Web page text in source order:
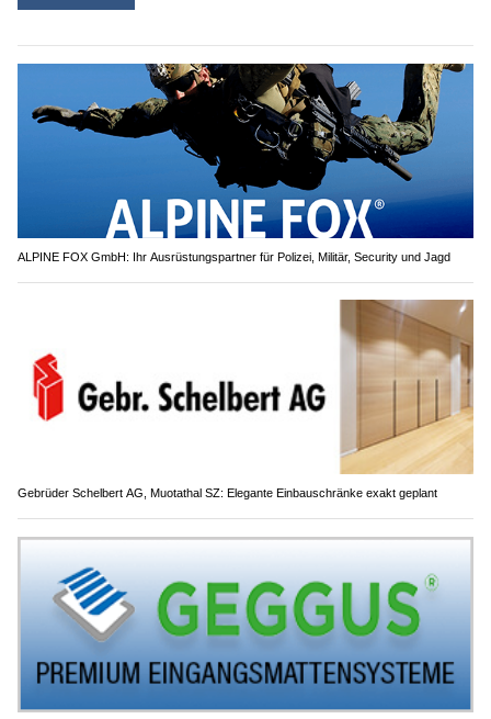
ALPINE FOX GmbH: Ihr Ausrüstungspartner für Polizei, Militär, Security und Jagd
Gebrüder Schelbert AG, Muotathal SZ: Elegante Einbauschränke exakt geplant